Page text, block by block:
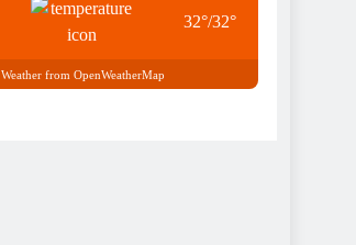
32°/32°
Weather from OpenWeatherMap